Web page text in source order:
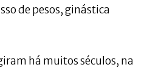
de pesos, ginástica
há muitos séculos, na